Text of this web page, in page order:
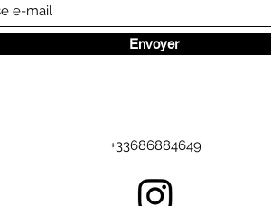
Envoyer
+33686884649